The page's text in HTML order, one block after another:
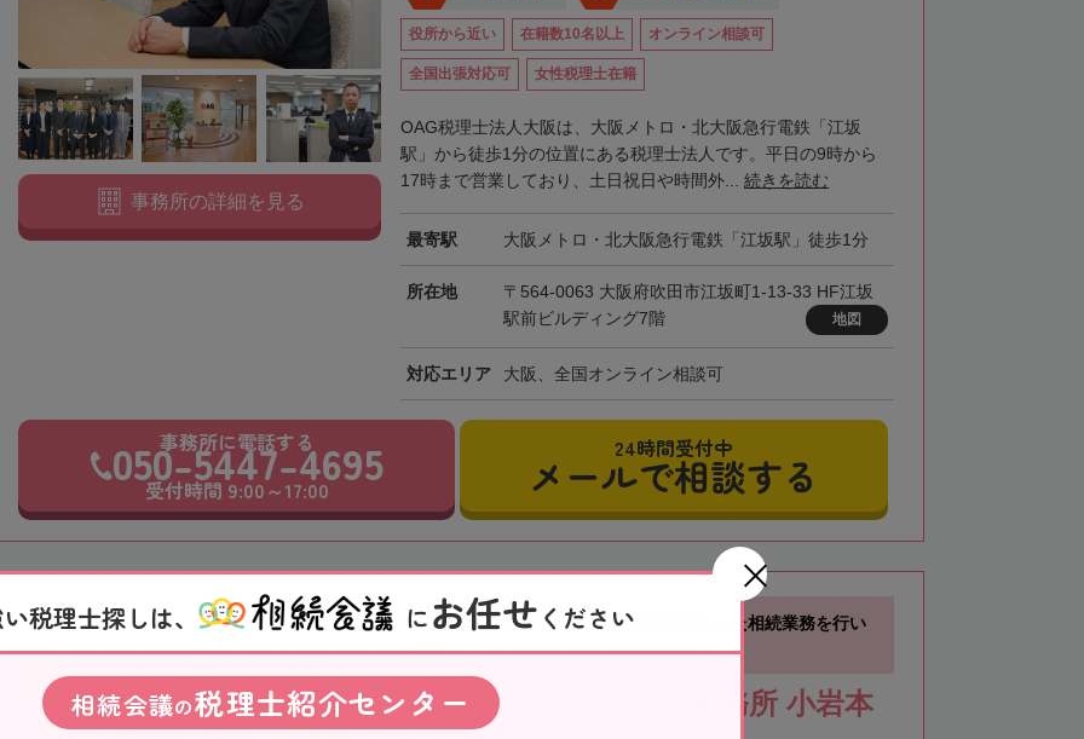
様似郡様似町 幌泉郡えりも町 日高郡新ひだか町 河東郡音更町 河東郡士幌町
河東郡上士幌町 河東郡鹿追町 河西郡芽室町 河西郡中札内村 河西郡更別村
広尾郡広尾町 足寄郡足寄町 足寄郡陸別町
川上郡標茶町 川上郡弟子屈町 阿寒郡鶴居村 白糠郡白糠町 野付郡別海町 標津郡中標津町
標津郡標津町 目梨郡羅臼町
役所から近い 在籍数10名以上 オンライン相談可
全国出張対応可 女性税理士在籍
OAG税理士法人大阪は、大阪メトロ・北大阪急行電鉄「江坂
駅」から徒歩1分の位置にある税理士法人です。平日の9時から
17時まで営業しており、土日祝日や時間外... 続きを読む
最寄駅 大阪メトロ・北大阪急行電鉄「江坂駅」徒歩1分
所在地
〒564-0063 大阪府吹田市江坂町1-13-33 HF江坂
駅前ビルディング7階
地図
対応エリア 大阪、全国オンライン相談可
事務所の詳細を見る
事務所に電話する
050-5447-4695
受付時間 9:00～17:00
24時間受付中
メールで相談する
【小岩駅徒歩3分】不動産の知識を活かした相続業務を行い
ます
税理士法人根本税理士事務所 小岩本
税理士探しは、 にお任せ ください
相続会議の税理士紹介センター